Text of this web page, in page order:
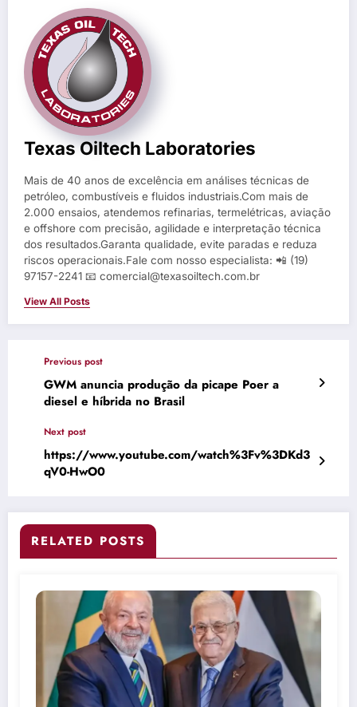
Texas Oiltech Laboratories
Mais de 40 anos de excelência em análises técnicas de
petróleo, combustíveis e fluidos industriais.Com mais de
2.000 ensaios, atendemos refinarias, termelétricas, aviação
e offshore com precisão, agilidade e interpretação técnica
dos resultados.Garanta qualidade, evite paradas e reduza
riscos operacionais.Fale com nosso especialista: 📲 (19)
97157-2241 📧 comercial@texasoiltech.com.br
View All Posts
Previous post
GWM anuncia produção da picape Poer a
diesel e híbrida no Brasil
Next post
https://www.youtube.com/watch%3Fv%3DKd3
qV0-HwO0
RELATED POSTS